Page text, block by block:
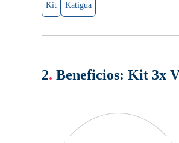
Kit Katigua
2. Beneficios: Kit 3x